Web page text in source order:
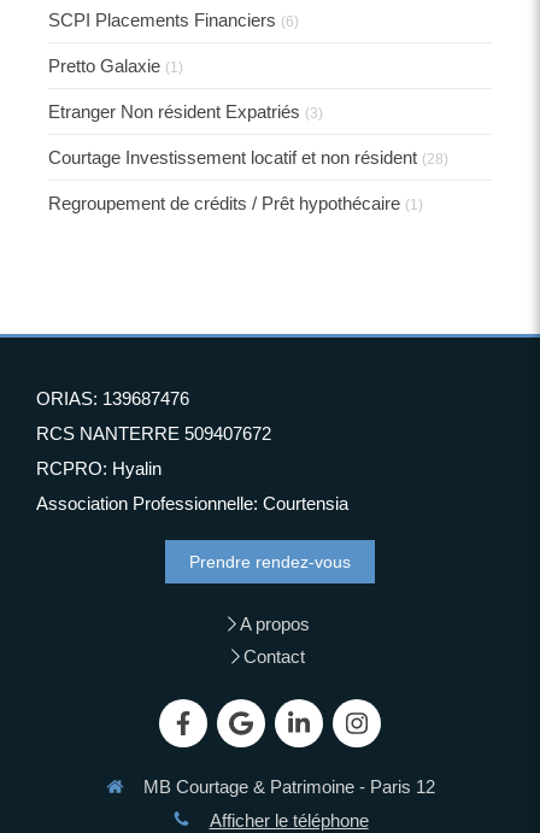
SCPI Placements Financiers (6)
Pretto Galaxie (1)
Etranger Non résident Expatriés (3)
Courtage Investissement locatif et non résident (28)
Regroupement de crédits / Prêt hypothécaire (1)
ORIAS: 139687476
RCS NANTERRE 509407672
RCPRO: Hyalin
Association Professionnelle: Courtensia
Prendre rendez-vous
A propos
Contact
MB Courtage & Patrimoine - Paris 12
Afficher le téléphone